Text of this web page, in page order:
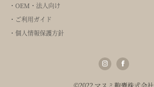
・OEM・法人向け
・ご利用ガイド
・個人情報保護方針
©2022 マスミ鞄嚢株式会社